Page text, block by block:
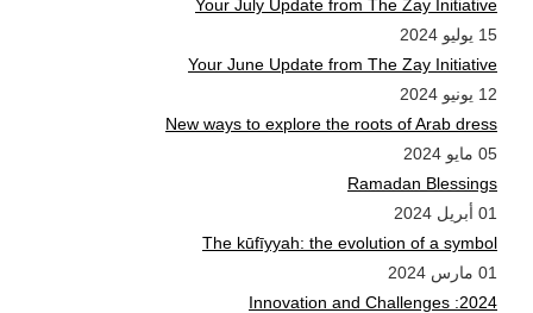
Your July Update from The Zay Initiative
15 يوليو 2024
Your June Update from The Zay Initiative
12 يونيو 2024
New ways to explore the roots of Arab dress
05 مايو 2024
Ramadan Blessings
01 أبريل 2024
The kūfīyyah: the evolution of a symbol
01 مارس 2024
2024: Innovation and Challenges